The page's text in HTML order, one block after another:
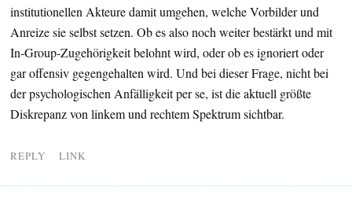
institutionellen Akteure damit umgehen, welche Vorbilder und
Anreize sie selbst setzen. Ob es also noch weiter bestärkt und mit
In-Group-Zugehörigkeit belohnt wird, oder ob es ignoriert oder
gar offensiv gegengehalten wird. Und bei dieser Frage, nicht bei
der psychologischen Anfälligkeit per se, ist die aktuell größte
Diskrepanz von linkem und rechtem Spektrum sichtbar.
REPLY LINK